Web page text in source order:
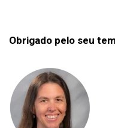
Obrigado pelo seu